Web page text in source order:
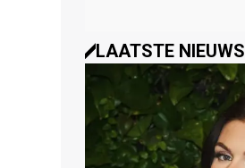
LAATSTE NIEUWS